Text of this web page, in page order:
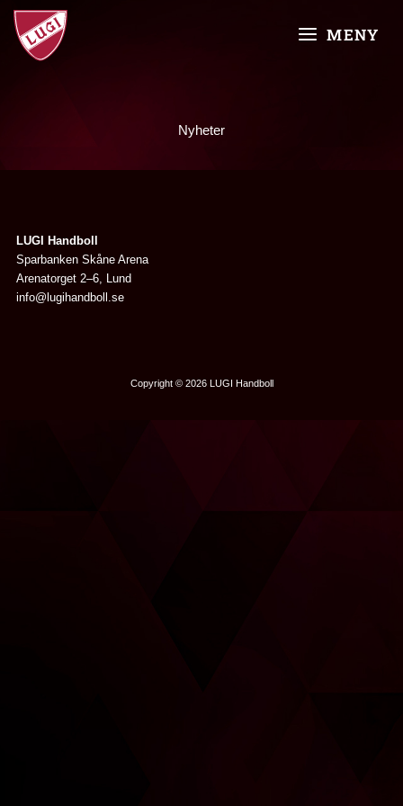
Skip
content
MENY
Nyheter
LUGI Handboll
Sparbanken Skåne Arena
Arenatorget 2–6, Lund
info@lugihandboll.se
Copyright © 2026 LUGI Handboll